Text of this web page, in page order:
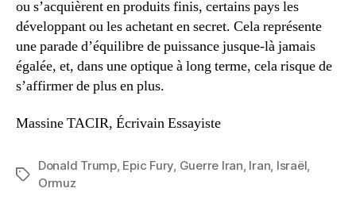
ou s’acquièrent en produits finis, certains pays les
développant ou les achetant en secret. Cela représente
une parade d’équilibre de puissance jusque-là jamais
égalée, et, dans une optique à long terme, cela risque de
s’affirmer de plus en plus.
Massine TACIR, Écrivain Essayiste
Étiquettes
Donald Trump, Epic Fury, Guerre Iran, Iran, Israël,
Ormuz